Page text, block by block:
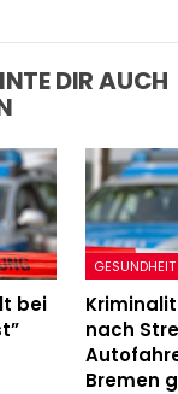
DIR AUCH
bei
GESUNDHEIT
nach
Bremen